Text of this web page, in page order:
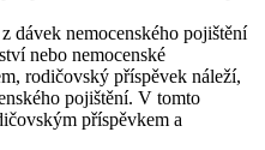
dávek nemocenského pojištění
nebo nemocenské
rodičovský příspěvek náleží,
pojištění. V tomto
příspěvkem a